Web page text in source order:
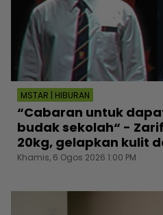
MSTAR | HIBURAN
“Cabaran untuk
budak sekolah“ -
20kg, gelapkan kulit
Khamis, 6 Ogos 2026 1:00 PM